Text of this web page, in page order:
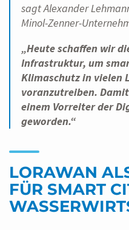
sagt Alexander
Minol-Zenner-
„Heute schaffen wir
Infrastruktur, um
Klimaschutz in vielen
voranzutreiben.
einem Vorreiter der
geworden.“
LORAWAN
FÜR SMART